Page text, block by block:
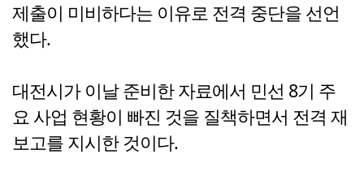
제출이 미비하다는 이유로 전격 중단을 선언
했다.
대전시가 이날 준비한 자료에서 민선 8기 주
요 사업 현황이 빠진 것을 질책하면서 전격 재
보고를 지시한 것이다.